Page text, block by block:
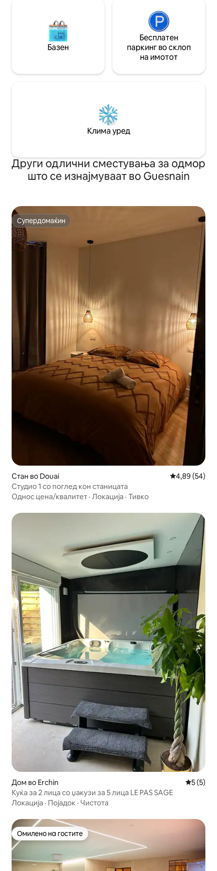
Базен
Бесплатен
паркинг во склоп
на имотот
Клима уред
Други одлични сместувања за одмор
што се изнајмуваат во Guesnain
Супердомаќин
Супердомаќин
Стан во Douai Просечна
4,89 (54)
Студио 1 со поглед кон станицата
Однос цена/квалитет · Локација · Тивко
Дом во Erchin
5 (5)
Куќа за 2 лица со џакузи за 5 лица LE PAS SAGE
Локација · Појадок · Чистота
Омилено на гостите
Омилено на гостите